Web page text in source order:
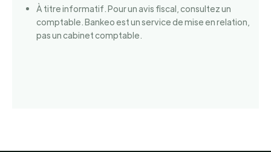
À titre informatif. Pour un avis fiscal, consultez un
comptable. Bankeo est un service de mise en relation,
pas un cabinet comptable.